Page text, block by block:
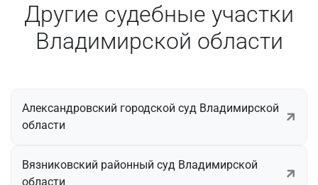
Другие судебные участки
Владимирской области
Александровский городской суд Владимирской
области
Вязниковский районный суд Владимирской
области